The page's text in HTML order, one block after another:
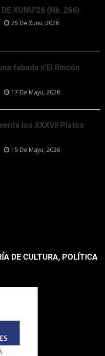
XUNU’26 (Nb. 266)
25 De Xunu, 2026
fabada n’El Rincón
17 De Mayu, 2026
los XXXVII Platos
15 De Mayu, 2026
DE CULTURA, POLÍTICA